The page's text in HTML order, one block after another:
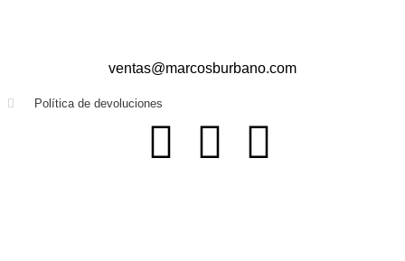
ventas@marcosburbano.com
Política de devoluciones